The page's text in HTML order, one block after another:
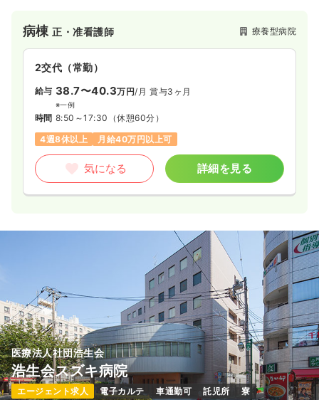
病棟正・准看護師 療養型病院
2交代（常勤）
給与 38.7〜40.3万円/月 賞与3ヶ月
※一例
時間 8:50～17:30 （休憩60分）
4週8休以上
月給40万円以上可
気になる 詳細を見る
医療法人社団浩生会
浩生会スズキ病院
エージェント求人 電子カルテ 車通勤可 託児所 寮